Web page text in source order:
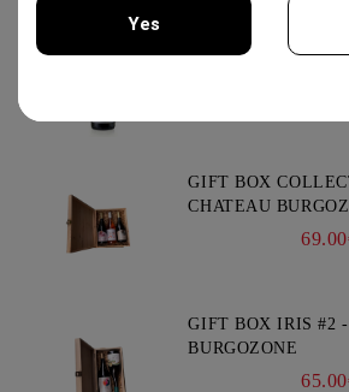
XYNISTERI RKAES 758 SINGLE
GIFT BOX
CHATEAU
GIFT BOX IRIS #2
BURGOZONE
Yes